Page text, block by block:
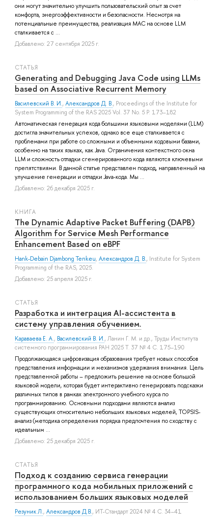
они могут значительно улучшить пользовательский опыт за счет
комфорта, энергоэффективности и безопасности. Несмотря на
потенциальные преимущества, реализация МАС на основе LLM
сталкивается с ...
Добавлено: 27 сентября 2025 г.
СТАТЬЯ
Generating and Debugging Java Code using LLMs
based on Associative Recurrent Memory
Василевский В. И., Александров Д. В., Proceedings of the Institute for
System Programming of the RAS 2025 Vol. 37 No. 5 P. 173–182
Автоматическая генерация кода большими языковыми моделями (LLM)
достигла значительных успехов, однако все еще сталкивается с
проблемами при работе со сложными и объемными кодовыми базами,
особенно на таких языках, как Java. Ограничения контекстного окна
LLM и сложность отладки сгенерированного кода являются ключевыми
препятствиями. В данной статье представлен подход, направленный на
улучшение генерации и отладки Java-кода. Мы ...
Добавлено: 26 декабря 2025 г.
КНИГА
The Dynamic Adaptive Packet Buffering (DAPB)
Algorithm for Service Mesh Performance
Enhancement Based on eBPF
Hank-Debain Djambong Tenkeu, Александров Д. В., Institute for System
Programming of the RAS, 2025.
Добавлено: 25 апреля 2025 г.
СТАТЬЯ
Разработка и интеграция AI-ассистента в
систему управления обучением.
Караваева Е. А., Василевский В. И., Ланин Г. М. и др., Труды Института
системного программирования РАН 2025 Т. 37 № 4 С. 175–190
Продолжающаяся цифровизация образования требует новых способов
представления информации и механизмов удержания внимания. Цель
представленной работы – предложить решение на основе большой
языковой модели, которая будет интерактивно генерировать подсказки
различных типов в рамках электронного учебного курса по
программированию. Основными подходами являются анализ
существующих относительно небольших языковых моделей, TOPSIS-
анализ (методика определения порядка предпочтения по сходству с
идеальным ...
Добавлено: 25 декабря 2025 г.
СТАТЬЯ
Подход к созданию сервиса генерации
программного кода мобильных приложений с
использованием больших языковых моделей
Резуник Л., Александров Д.В., ИТ-Стандарт 2024 № 4 С. 34–41